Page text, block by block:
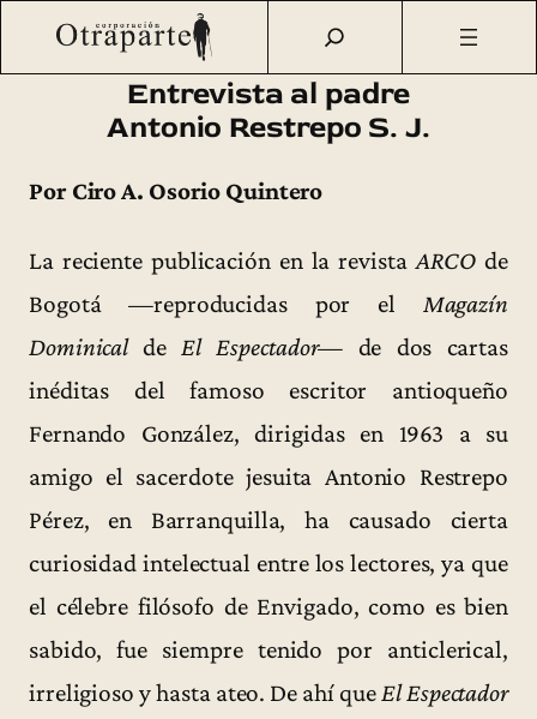
Saltar
Otraparte.org /Fernando González /Vida
Entrevista al
padre Antonio Restrepo S. J.
Entrevista al padre
Antonio Restrepo S. J.
Por Ciro A. Osorio Quintero
La reciente publicación en la revista ARCO de
Bogotá —reproducidas por el Magazín
Dominicalde El Espectador— de dos cartas
inéditas del famoso escritor antioqueño
Fernando González, dirigidas en 1963 a su
amigo el sacerdote jesuita Antonio Restrepo
Pérez, en Barranquilla, ha causado cierta
curiosidad intelectual entre los lectores, ya que
el célebre filósofo de Envigado, como es bien
sabido, fue siempre tenido por anticlerical,
irreligioso y hasta ateo. De ahí que El Espectador